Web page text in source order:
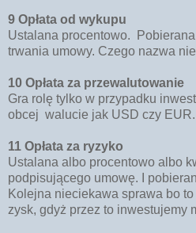
9 Opłata od wykupu
Ustalana procentowo. Pobierana
trwania umowy. Czego nazwa
10 Opłata za przewalutowanie
Gra rolę tylko w przypadku
obcej walucie jak USD czy EUR.
11 Opłata za ryzyko
Ustalana albo procentowo albo
podpisującego umowę. I
Kolejna nieciekawa sprawa bo
zysk, gdyż przez to inwestujemy